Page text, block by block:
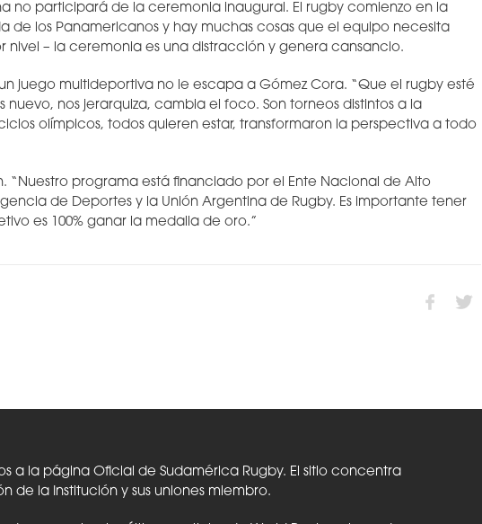
no participará de la ceremonia inaugural. El rugby comienzo en la
de los Panamericanos y hay muchas cosas que el equipo necesita
nivel – la ceremonia es una distracción y genera cansancio.
juego multideportiva no le escapa a Gómez Cora. “Que el rugby esté
nuevo, nos jerarquiza, cambia el foco. Son torneos distintos a la
olímpicos, todos quieren estar, transformaron la perspectiva a todo
“Nuestro programa está financiado por el Ente Nacional de Alto
de Deportes y la Unión Argentina de Rugby. Es importante tener
es 100% ganar la medalla de oro.”
a la página Oficial de Sudamérica Rugby. El sitio concentra
de la Institución y sus uniones miembro.